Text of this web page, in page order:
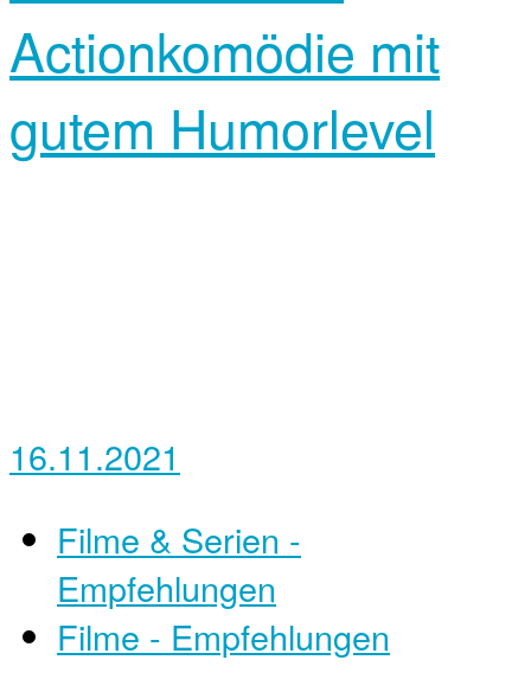
Actionkomödie mit
gutem Humorlevel
16.11.2021
Filme & Serien -
Empfehlungen
Filme - Empfehlungen